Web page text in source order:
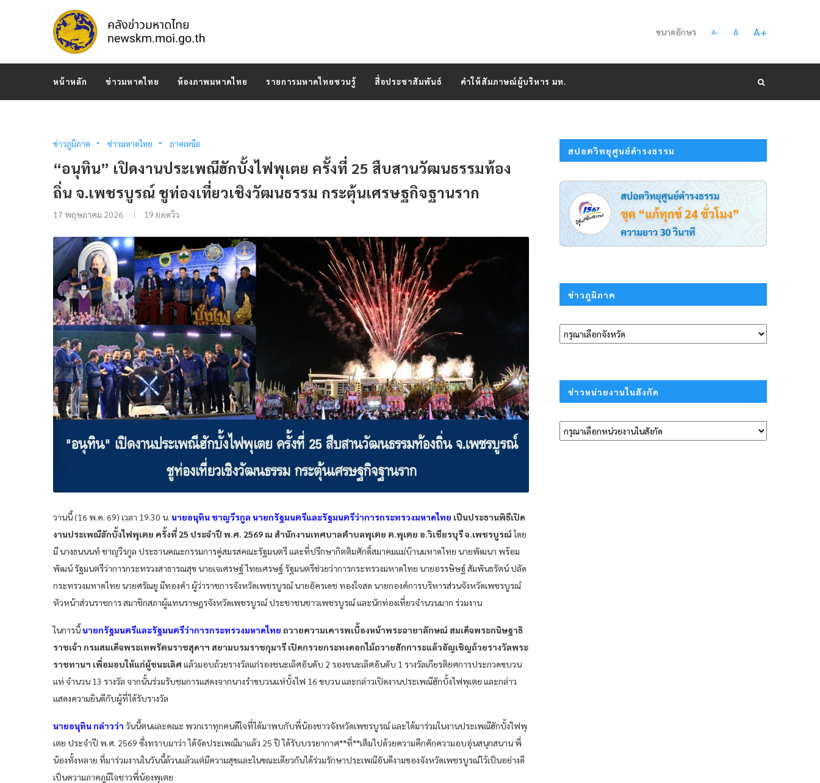
ขนาดอักษร A- A A+
หน้าหลัก ข่าวมหาดไทย ห้องภาพมหาดไทย รายการมหาดไทยชวนรู้ สื่อประชาสัมพันธ์ คำให้สัมภาษณ์ผู้บริหาร มท.
ข่าวภูมิภาค ข่าวมหาดไทย ภาคเหนือ
“อนุทิน” เปิดงานประเพณีฮักบั้งไฟพุเตย ครั้งที่ 25 สืบสานวัฒนธรรมท้อง
ถิ่น จ.เพชรบูรณ์ ชูท่องเที่ยวเชิงวัฒนธรรม กระตุ้นเศรษฐกิจฐานราก
17 พฤษภาคม 2026 19 ยอดวิว
วานนี้ (16 พ.ค. 69) เวลา 19.30 น. นายอนุทิน ชาญวีรกูล นายกรัฐมนตรีและรัฐมนตรีว่าการกระทรวงมหาดไทย เป็นประธานพิธีเปิด
งานประเพณีฮักบั้งไฟพุเตย ครั้งที่ 25 ประจำปี พ.ศ. 2569 ณ สำนักงานเทศบาลตำบลพุเตย ต.พุเตย อ.วิเชียรบุรี จ.เพชรบูรณ์โดย
มี นางธนนนท์ ชาญวีรกูล ประธานคณะกรรมการคู่สมรสคณะรัฐมนตรี และที่ปรึกษากิตติมศักดิ์สมาคมแม่บ้านมหาดไทย นายพัฒนา พร้อม
พัฒน์ รัฐมนตรีว่าการกระทรวงสาธารณสุข นายเจเศรษฐ์ ไทยเศรษฐ์ รัฐมนตรีช่วยว่าการกระทรวงมหาดไทย นายอรรษิษฐ์ สัมพันธรัตน์ ปลัด
กระทรวงมหาดไทย นายศรัณยู มีทองคำ ผู้ว่าราชการจังหวัดเพชรบูรณ์ นายอัครเดช ทองใจสด นายกองค์การบริหารส่วนจังหวัดเพชรบูรณ์
หัวหน้าส่วนราชการ สมาชิกสภาผู้แทนราษฎรจังหวัดเพชรบูรณ์ ประชาชนชาวเพชรบูรณ์ และนักท่องเที่ยวจำนวนมาก ร่วมงาน
ในการนี้นายกรัฐมนตรีและรัฐมนตรีว่าการกระทรวงมหาดไทย ถวายความเคารพเบื้องหน้าพระฉายาลักษณ์ สมเด็จพระกนิษฐาธิ
ราชเจ้า กรมสมเด็จพระเทพรัตนราชสุดาฯ สยามบรมราชกุมารี เปิดกรวยกระทงดอกไม้ถวายสักการะแล้วอัญเชิญถ้วยรางวัลพระ
ราชทานฯ เพื่อมอบให้แก่ผู้ชนะเลิศ แล้วมอบถ้วยรางวัลแก่รองชนะเลิศอันดับ 2 รองชนะเลิศอันดับ 1 รางวัลเกียรติยศการประกวดขบวน
แห่ จำนวน 13 รางวัล จากนั้นร่วมรับชมการแสดงจากนางรำขบวนแห่บั้งไฟ 16 ขบวน และกล่าวเปิดงานประเพณีฮักบั้งไฟพุเตย และกล่าว
แสดงความยินดีกับผู้ที่ได้รับรางวัล
นายอนุทิน กล่าวว่า วันนี้ตนและคณะ พวกเราทุกคนดีใจที่ได้มาพบกับพี่น้องชาวจังหวัดเพชรบูรณ์ และได้มาร่วมในงานประเพณีฮักบั้งไฟพุ
เตย ประจำปี พ.ศ. 2569 ซึ่งทราบมาว่า ได้จัดประเพณีมาแล้ว 25 ปี ได้รับบรรยากาศ**ที่**เต็มไปด้วยความคึกคักความอบอุ่นสนุกสนาน พี่
น้องทั้งหลาย ที่มาร่วมงานในวันนี้ล้วนแล้วแต่มีความสุขและในขณะเดียวกันได้ร่วมรักษาประเพณีอันดีงามของจังหวัดเพชรบูรณ์ไว้เป็นอย่างดี
เป็นความภาคภูมิใจชาวพี่น้องพุเตย
สปอตวิทยุศูนย์ดำรงธรรม
ข่าวภูมิภาค
ข่าวหน่วยงานในสังกัด